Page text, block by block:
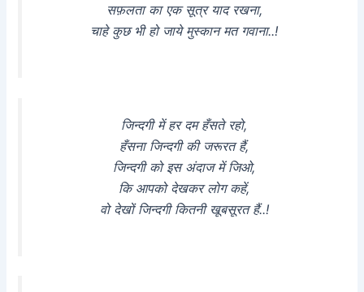
सफ़लता का एक सूत्र याद रखना,
चाहे कुछ भी हो जाये मुस्कान मत गवाना..!
जिन्दगी में हर दम हँसते रहो,
हँसना जिन्दगी की जरूरत हैं,
जिन्दगी को इस अंदाज में जिओ,
कि आपको देखकर लोग कहें,
वो देखों जिन्दगी कितनी खूबसूरत हैं..!